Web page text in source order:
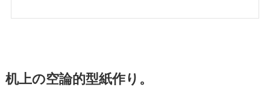
机上の空論的型紙作り。